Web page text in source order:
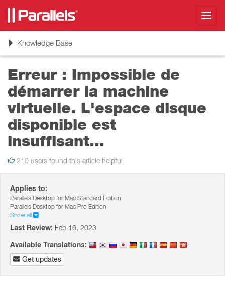
ToggleKnowledge Base
Erreur : Impossible de
démarrer la machine
virtuelle. L'espace disque
disponible est
insuffisant...
210 users found this article helpful
Applies to:
Parallels Desktop for Mac Standard Edition
Parallels Desktop for Mac Pro Edition
Show all
Last Review: Feb 16, 2023
Available Translations:
Get updates